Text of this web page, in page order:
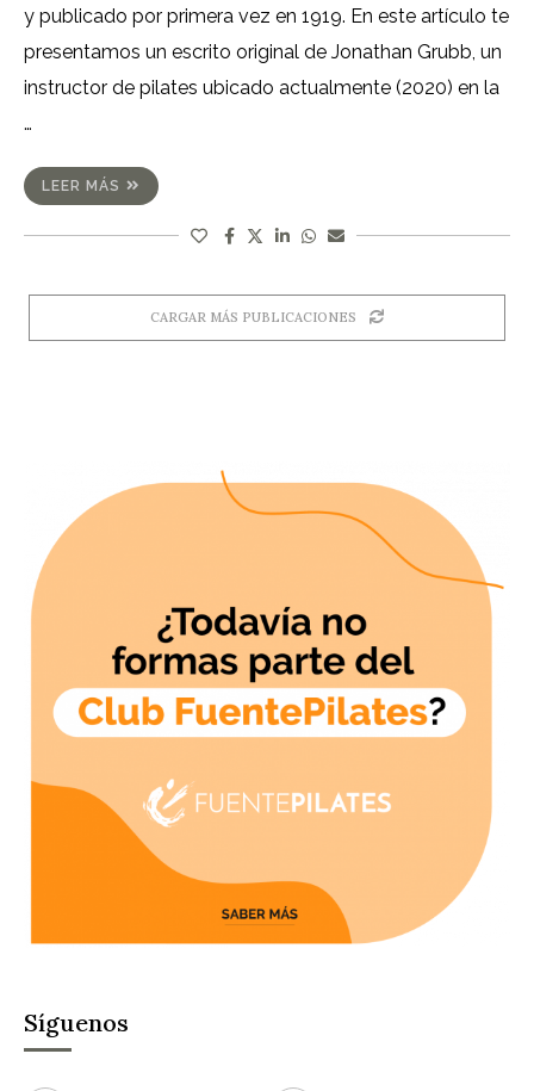
y publicado por primera vez en 1919. En este artículo te
presentamos un escrito original de Jonathan Grubb, un
instructor de pilates ubicado actualmente (2020) en la
…
LEER MÁS
CARGAR MÁS PUBLICACIONES
Síguenos